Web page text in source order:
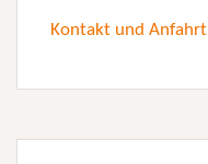
Kontakt und Anfahrt